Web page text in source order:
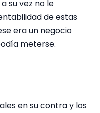
su vez no le
de estas
era un negocio
meterse.
en su contra y los